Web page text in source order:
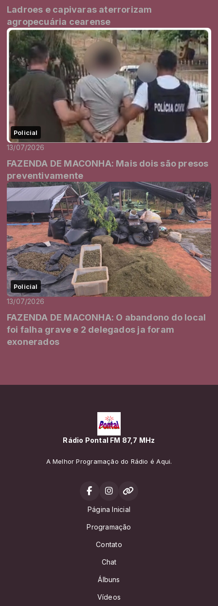
Ladroes e capivaras aterrorizam
agropecuária cearense
Policial
13/07/2026
FAZENDA DE MACONHA: Mais dois são presos
preventivamente
Policial
13/07/2026
FAZENDA DE MACONHA: O abandono do local
foi falha grave e 2 delegados ja foram
exonerados
Rádio Pontal FM 87,7 MHz
A Melhor Programação do Rádio é Aqui.
Página Inicial
Programação
Contato
Chat
Álbuns
Vídeos